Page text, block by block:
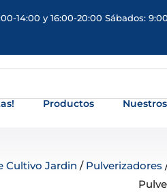
14:00 y 16:00-20:00 Sábados:
Productos
Cultivo Jardin / Pulverizadores